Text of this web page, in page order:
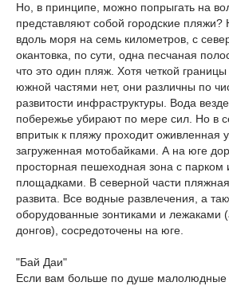
Но, в принципе, можно попрыгать на
представляют собой городские пляжи?
вдоль моря на семь километров, с
окантовка, по сути, одна песчаная
что это один пляж. Хотя четкой
южной частями нет, они различны по
развитости инфраструктуры. Вода
побережье убирают по мере сил. Но в
впритык к пляжу проходит оживленная
загруженная мотобайками. А на юге
просторная пешеходная зона с парком
площадками. В северной части
развита. Все водные развлечения, а
оборудованные зонтиками и лежаками
донгов), сосредоточены на юге.
"Бай Даи"
Если вам больше по душе малолюдные